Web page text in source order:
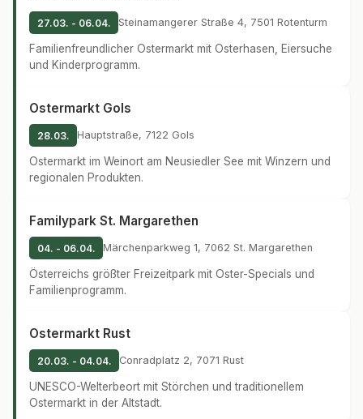
27.03. - 06.04. Steinamangerer Straße 4, 7501 Rotenturm
Familienfreundlicher Ostermarkt mit Osterhasen, Eiersuche
und Kinderprogramm.
Ostermarkt Gols
28.03. Hauptstraße, 7122 Gols
Ostermarkt im Weinort am Neusiedler See mit Winzern und
regionalen Produkten.
Familypark St. Margarethen
04. - 06.04. Märchenparkweg 1, 7062 St. Margarethen
Österreichs größter Freizeitpark mit Oster-Specials und
Familienprogramm.
Ostermarkt Rust
20.03. - 04.04. Conradplatz 2, 7071 Rust
UNESCO-Welterbeort mit Störchen und traditionellem
Ostermarkt in der Altstadt.